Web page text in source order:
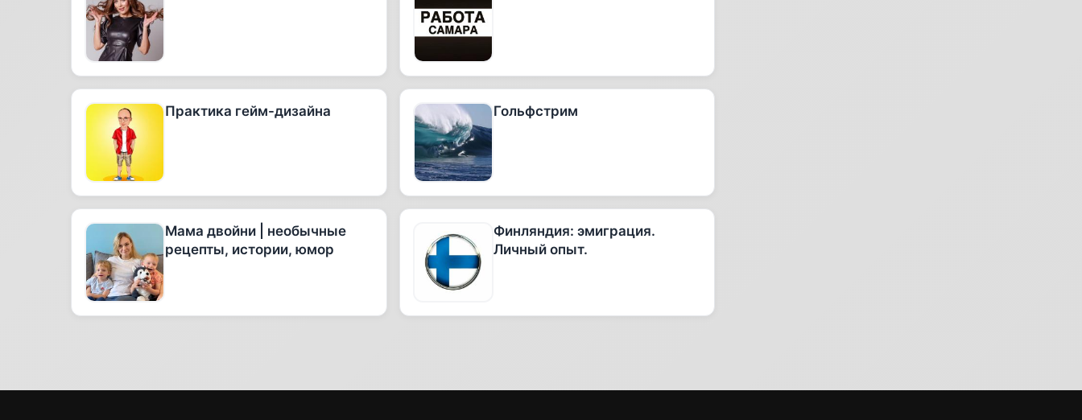
Практика гейм-дизайна Гольфстрим
Мама двойни | необычные
рецепты, истории, юмор
Финляндия: эмиграция.
Личный опыт.